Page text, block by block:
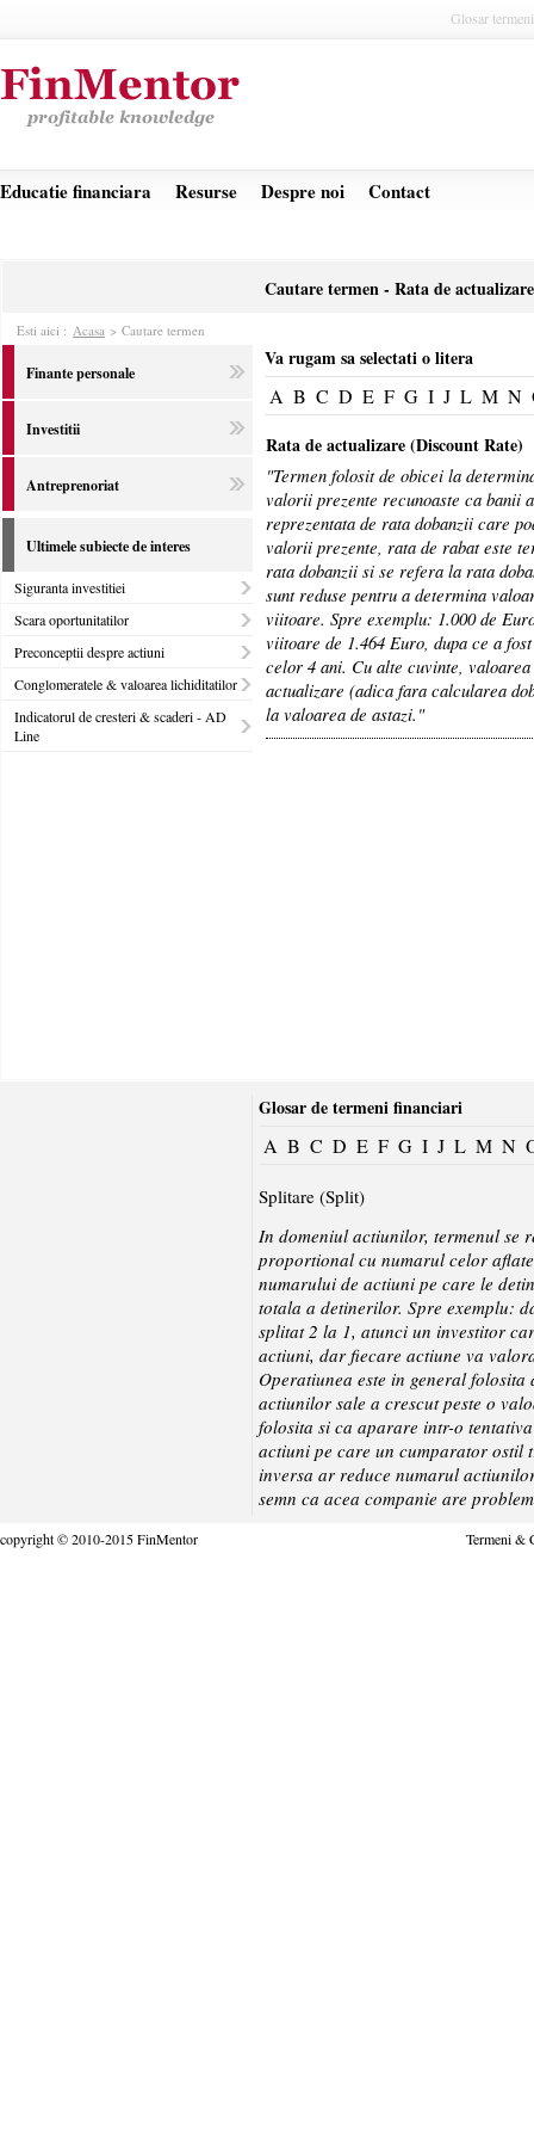
Glosar
Educatie financiara Resurse Despre noi Contact
Cautare termen - Rata de actualizare
Esti aici : Acasa > Cautare termen
Finante personale
Investitii
Antreprenoriat
Ultimele subiecte de interes
Siguranta investitiei
Scara oportunitatilor
Preconceptii despre actiuni
Conglomeratele & valoarea lichiditatilor
Indicatorul de cresteri & scaderi - AD
Line
Va rugam sa selectati o litera
A B C D E F G I J L M N
Rata de actualizare (Discount Rate)
"Termen folosit de obicei la
valorii prezente recunoaste ca banii
reprezentata de rata dobanzii care
valorii prezente, rata de rabat este
rata dobanzii si se refera la rata
sunt reduse pentru a determina
viitoare. Spre exemplu: 1.000 de
viitoare de 1.464 Euro, dupa ce a
celor 4 ani. Cu alte cuvinte,
actualizare (adica fara calcularea
la valoarea de astazi."
Glosar de termeni financiari
A B C D E F G I J L M N
Splitare (Split)
In domeniul actiunilor, termenul se
proportional cu numarul celor
numarului de actiuni pe care le
totala a detinerilor. Spre exemplu:
splitat 2 la 1, atunci un investitor
actiuni, dar fiecare actiune va
Operatiunea este in general
actiunilor sale a crescut peste o
folosita si ca aparare intr-o
actiuni pe care un cumparator ostil
inversa ar reduce numarul
semn ca acea companie are
copyright © 2010-2015 FinMentor Termeni &